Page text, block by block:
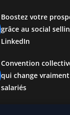
Boostez votre
grâce au social
LinkedIn
Convention
qui change
salariés